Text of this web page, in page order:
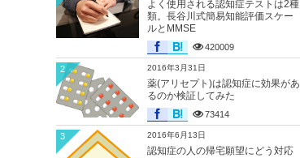
よく使用される認知症テストは2種
類。長谷川式簡易知能評価スケー
ルとMMSE
420009
2016年3月31日
薬(アリセプト)は認知症に効果があ
るのか検証してみた
73414
2
2016年6月13日
認知症の人の帰宅願望にどう対応
3